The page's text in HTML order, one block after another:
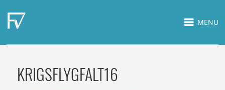
MENU
KRIGSFLYGFALT16